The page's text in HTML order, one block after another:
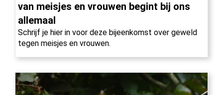
van meisjes en vrouwen begint bij ons
allemaal
Schrijf je hier in voor deze bijeenkomst over geweld
tegen meisjes en vrouwen.